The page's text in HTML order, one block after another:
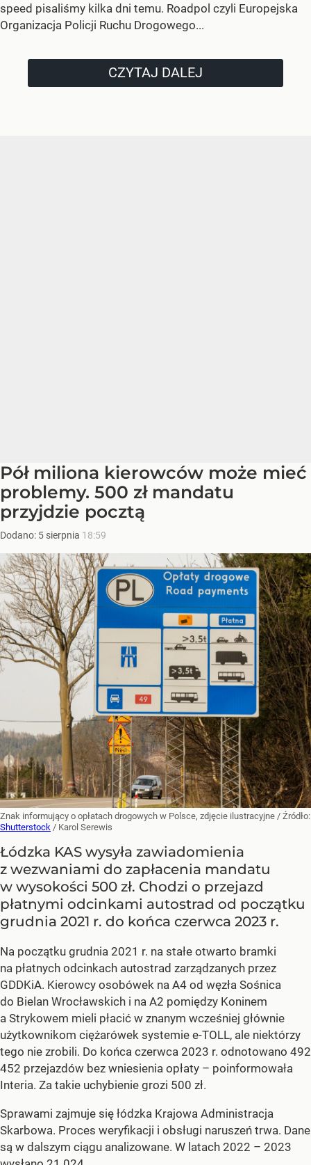
speed pisaliśmy kilka dni temu. Roadpol czyli Europejska
Organizacja Policji Ruchu Drogowego...
CZYTAJ DALEJ
Pół miliona kierowców może mieć
problemy. 500 zł mandatu
przyjdzie pocztą
Dodano: 5 sierpnia 18:59
Znak informujący o opłatach drogowych w Polsce, zdjęcie ilustracyjne / Źródło:
Shutterstock / Karol Serewis
Łódzka KAS wysyła zawiadomienia
z wezwaniami do zapłacenia mandatu
w wysokości 500 zł. Chodzi o przejazd
płatnymi odcinkami autostrad od początku
grudnia 2021 r. do końca czerwca 2023 r.
Na początku grudnia 2021 r. na stałe otwarto bramki
na płatnych odcinkach autostrad zarządzanych przez
GDDKiA. Kierowcy osobówek na A4 od węzła Sośnica
do Bielan Wrocławskich i na A2 pomiędzy Koninem
a Strykowem mieli płacić w znanym wcześniej głównie
użytkownikom ciężarówek systemie e-TOLL, ale niektórzy
tego nie zrobili. Do końca czerwca 2023 r. odnotowano 492
452 przejazdów bez wniesienia opłaty – poinformowała
Interia. Za takie uchybienie grozi 500 zł.
Sprawami zajmuje się łódzka Krajowa Administracja
Skarbowa. Proces weryfikacji i obsługi naruszeń trwa. Dane
są w dalszym ciągu analizowane. W latach 2022 – 2023